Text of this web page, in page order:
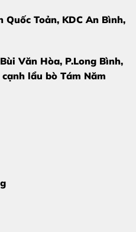
Quốc Toản, KDC An Bình,
Văn Hòa, P.Long Bình,
lẩu bò Tám Năm